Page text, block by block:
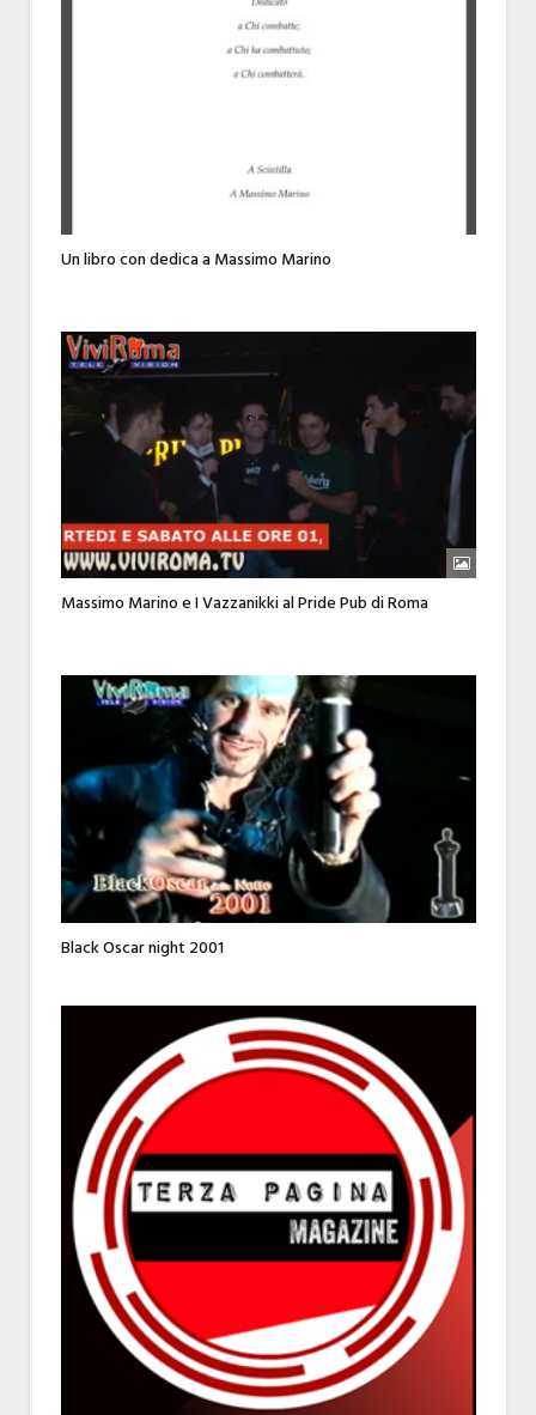
Un libro con dedica a Massimo Marino
Massimo Marino e I Vazzanikki al Pride Pub di Roma
Black Oscar night 2001